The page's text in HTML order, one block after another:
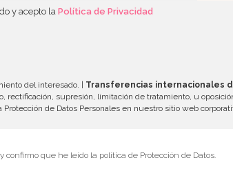
y acepto la Política de Privacidad
del interesado. | Transferencias internacionales
rectificación, supresión, limitación de tratamiento, u
de Datos Personales en nuestro sitio web
que he leído la política de Protección de Datos.